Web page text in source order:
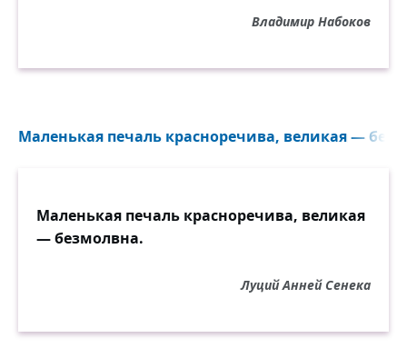
Владимир Набоков
Маленькая печаль красноречива, великая —
Маленькая печаль красноречива, великая
— безмолвна.
Луций Анней Сенека